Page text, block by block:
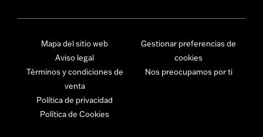
Mapa del sitio web
Aviso legal
Términos y condiciones de
venta
Política de privacidad
Política de Cookies
Gestionar preferencias de
cookies
Nos preocupamos por ti